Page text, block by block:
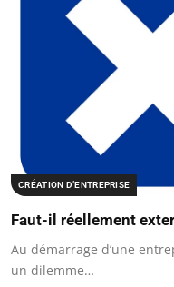
CRÉATION D’ENTREPRISE
Faut-il réellement
Au démarrage d’une
un dilemme…